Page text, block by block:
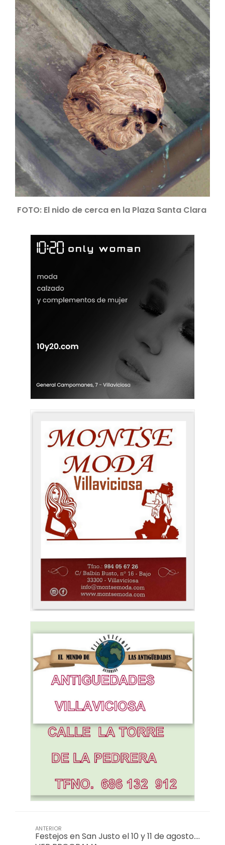
FOTO: El nido de cerca en la Plaza Santa Clara
ANTERIOR
Festejos en San Justo el 10 y 11 de agosto….